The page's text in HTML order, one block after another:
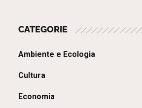
CATEGORIE
Ambiente e Ecologia
Cultura
Economia